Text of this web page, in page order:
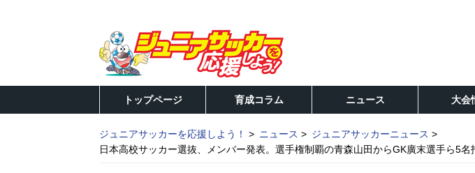
トップページ 育成コラム ニュース 大会
ジュニアサッカーを応援しよう！ ニュース
ジュニアサッカーニュース
日本高校サッカー選抜、メンバー発表。選手権制覇の青森山田からGK廣末選手ら5名